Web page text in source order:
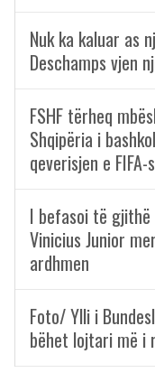
Nuk ka kaluar as
Deschamps vjen
FSHF tërheq
Shqipëria i
qeverisjen e FIFA-s
I befasoi të
Vinicius Junior
ardhmen
Foto/ Ylli i
bëhet lojtari më i